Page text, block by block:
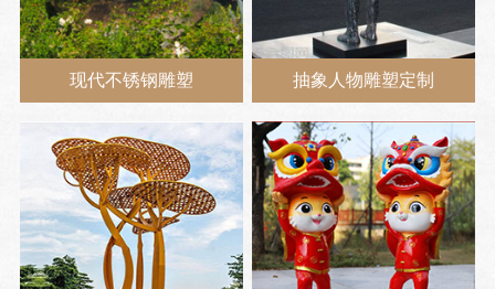
现代不锈钢雕塑 抽象人物雕塑定制